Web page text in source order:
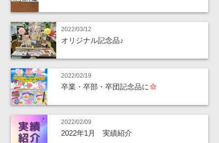
2022/03/12
オリジナル記念品♪
2022/02/19
卒業・卒部・卒団記念品に
2022/02/09
2022年1月 実績紹介